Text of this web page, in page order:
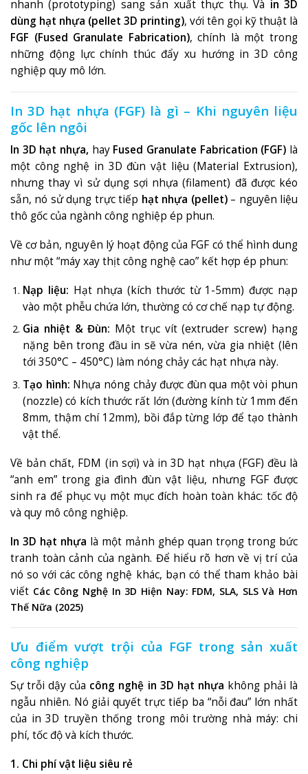
nhanh (prototyping) sang sản xuất thực thụ. Và in 3D
dùng hạt nhựa (pellet 3D printing), với tên gọi kỹ thuật là
FGF (Fused Granulate Fabrication), chính là một trong
những động lực chính thúc đẩy xu hướng in 3D công
nghiệp quy mô lớn.
In 3D hạt nhựa (FGF) là gì – Khi nguyên liệu
gốc lên ngôi
In 3D hạt nhựa, hay Fused Granulate Fabrication (FGF) là
một công nghệ in 3D đùn vật liệu (Material Extrusion),
nhưng thay vì sử dụng sợi nhựa (filament) đã được kéo
sẵn, nó sử dụng trực tiếp hạt nhựa (pellet)– nguyên liệu
thô gốc của ngành công nghiệp ép phun.
Về cơ bản, nguyên lý hoạt động của FGF có thể hình dung
như một “máy xay thịt công nghệ cao” kết hợp ép phun:
Nạp liệu: Hạt nhựa (kích thước từ 1-5mm) được nạp
vào một phễu chứa lớn, thường có cơ chế nạp tự động.
Gia nhiệt & Đùn: Một trục vít (extruder screw) hạng
nặng bên trong đầu in sẽ vừa nén, vừa gia nhiệt (lên
tới 350°C – 450°C) làm nóng chảy các hạt nhựa này.
Tạo hình: Nhựa nóng chảy được đùn qua một vòi phun
(nozzle) có kích thước rất lớn (đường kính từ 1mm đến
8mm, thậm chí 12mm), bồi đắp từng lớp để tạo thành
vật thể.
Về bản chất, FDM (in sợi) và in 3D hạt nhựa (FGF) đều là
“anh em” trong gia đình đùn vật liệu, nhưng FGF được
sinh ra để phục vụ một mục đích hoàn toàn khác: tốc độ
và quy mô công nghiệp.
In 3D hạt nhựa là một mảnh ghép quan trọng trong bức
tranh toàn cảnh của ngành. Để hiểu rõ hơn về vị trí của
nó so với các công nghệ khác, bạn có thể tham khảo bài
viết Các Công Nghệ In 3D Hiện Nay: FDM, SLA, SLS Và Hơn
Thế Nữa (2025)
Ưu điểm vượt trội của FGF trong sản xuất
công nghiệp
Sự trỗi dậy của công nghệ in 3D hạt nhựa không phải là
ngẫu nhiên. Nó giải quyết trực tiếp ba “nỗi đau” lớn nhất
của in 3D truyền thống trong môi trường nhà máy: chi
phí, tốc độ và kích thước.
1. Chi phí vật liệu siêu rẻ